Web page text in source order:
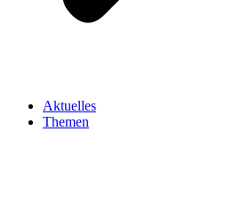
Aktuelles
Themen